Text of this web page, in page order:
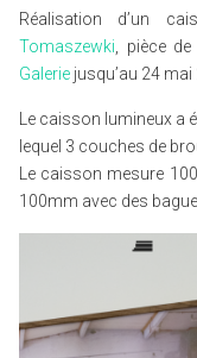
Réalisation d’un
Tomaszewki , pièce
Galerie jusqu’au 24 mai
Le caisson lumineux a
lequel 3 couches de
Le caisson mesure
100mm avec des